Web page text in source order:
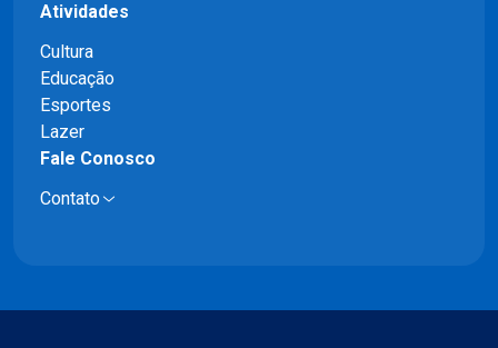
Atividades
Cultura
Educação
Esportes
Lazer
Fale Conosco
Contato